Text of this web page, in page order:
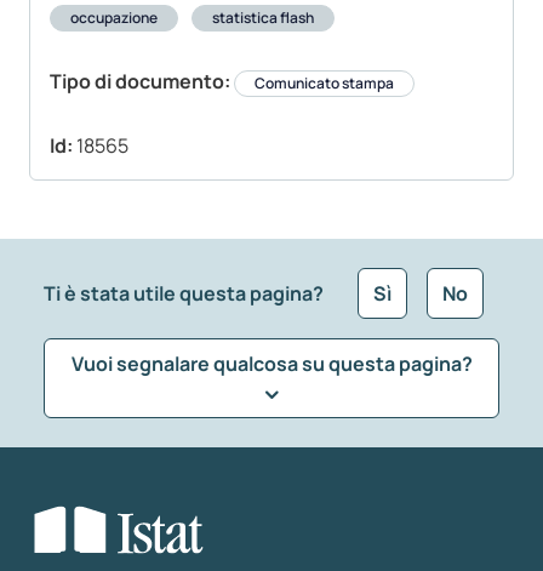
occupazione
statistica flash
Tipo di documento: Comunicato stampa
Id: 18565
Ti è stata utile questa pagina? Sì No
Vuoi segnalare qualcosa su questa pagina?
Seleziona la tipologia della segnalazione